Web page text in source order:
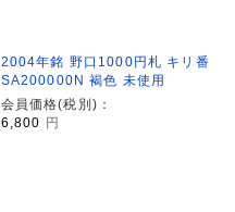
2004年銘 野口1000円札 キリ番
SA200000N 褐色 未使用
会員価格(税別)：
6,800 円